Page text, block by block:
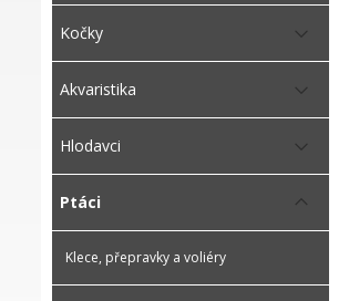
Kočky
Akvaristika
Hlodavci
Ptáci
Klece, přepravky a voliéry